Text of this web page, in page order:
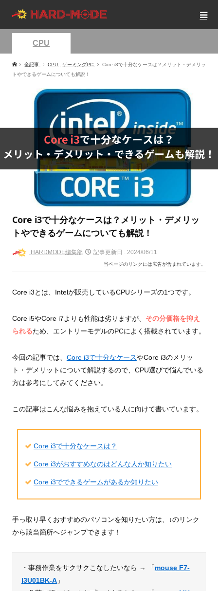
CPU
全記事 CPU ゲーミングPC
Core i3で十分なケースは？メリット・デメリッ
トやできるゲームについても解説！
Core i3で十分なケースは？メリット・デメリッ
トやできるゲームについても解説！
HARDMODE編集部 記事更新日 : 2024/06/11
当ページのリンクには広告が含まれています。
Core i3とは、Intelが販売しているCPUシリーズの1つです。
Core i5やCore i7よりも性能は劣りますが、 その分価格を抑え
られるため、エントリーモデルのPCによく搭載されています。
今回の記事では、 Core i3で十分なケースやCore i3のメリッ
ト・デメリットについて解説するので、CPU選びで悩んでいる
方は参考にしてみてください。
この記事はこんな悩みを抱えている人に向けて書いています。
Core i3で十分なケースは？
Core i3がおすすめなのはどんな人か知りたい
Core i3でできるゲームがあるか知りたい
手っ取り早くおすすめのパソコンを知りたい方は、↓のリンク
から該当箇所へジャンプできます！
・事務作業をサクサクこなしたいなら → 「mouse F7-
I3U01BK-A」